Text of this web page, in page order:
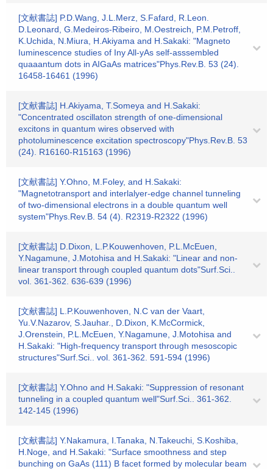
[文献書誌] P.D.Wang, J.L.Merz, S.Fafard, R.Leon.
D.Leonard, G.Medeiros-Ribeiro, M.Oestreich, P.M.Petroff,
K.Uchida, N.Miura, H.Akiyama and H.Sakaki: "Magneto
Iuminescence studies of Iny All-yAs self-asssembled
quaaantum dots in AIGaAs matrices"Phys.Rev.B. 53 (24).
16458-16461 (1996)
[文献書誌] H.Akiyama, T.Someya and H.Sakaki:
"Concentrated oscillaton strength of one-dimensional
excitons in quantum wires observed with
photoluminescence excitation spectroscopy"Phys.Rev.B. 53
(24). R16160-R15163 (1996)
[文献書誌] Y.Ohno, M.Foley, and H.Sakaki:
"Magnetotransport and interlalyer-edge channel tunneling
of two-dimensional electrons in a double quantum well
system"Phys.Rev.B. 54 (4). R2319-R2322 (1996)
[文献書誌] D.Dixon, L.P.Kouwenhoven, P.L.McEuen,
Y.Nagamune, J.Motohisa and H.Sakaki: "Linear and non-
linear transport through coupled quantum dots"Surf.Sci..
vol. 361-362. 636-639 (1996)
[文献書誌] L.P.Kouwenhoven, N.C van der Vaart,
Yu.V.Nazarov, S.Jauhar., D.Dixon, K.McCormick,
J.Orenstein, P.L.McEuen, Y.Nagamune, J.Motohisa and
H.Sakaki: "High-frequency transport through mesoscopic
structures"Surf.Sci.. vol. 361-362. 591-594 (1996)
[文献書誌] Y.Ohno and H.Sakaki: "Suppression of resonant
tunneling in a coupled quantum well"Surf.Sci.. 361-362.
142-145 (1996)
[文献書誌] Y.Nakamura, I.Tanaka, N.Takeuchi, S.Koshiba,
H.Noge, and H.Sakaki: "Surface smoothness and step
bunching on GaAs (111) B facet formed by molecular beam